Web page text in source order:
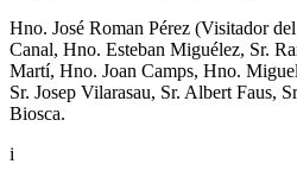
Hno. José Roman Pérez (Visitador
Canal, Hno. Esteban Miguélez, Sr.
Martí, Hno. Joan Camps, Hno.
Sr. Josep Vilarasau, Sr. Albert Faus,
Biosca.
i